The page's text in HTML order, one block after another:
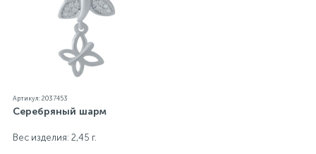
Артикул: 2037453
Серебряный шарм
Вес изделия: 2,45 г.